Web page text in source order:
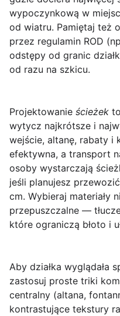
wypoczynkową w
od wiatru. Pamiętaj też
przez regulamin ROD
odstępy od granic
od razu na szkicu.
Projektowanie ścieżek
wytycz najkrótsze i
wejście, altanę, rabaty i
efektywna, a transport
osoby wystarczają
jeśli planujesz
cm. Wybieraj materiały
przepuszczalne —
które ograniczą błoto i
Aby działka wyglądała
zastosuj proste triki
centralny (altana,
kontrastujące tekstury